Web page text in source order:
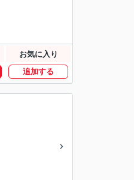
お気に入り
追加する